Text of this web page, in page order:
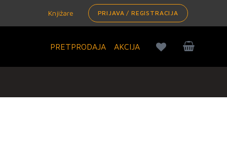
Knjižare PRIJAVA / REGISTRACIJA
PRETPRODAJA AKCIJA